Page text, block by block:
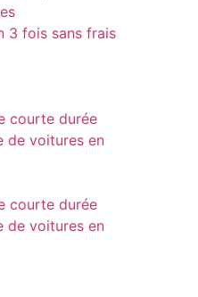
3 fois sans frais
courte durée
de voitures en
courte durée
de voitures en